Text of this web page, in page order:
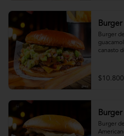
Burger
Burger
canasto
$10.800
Burger
Burger